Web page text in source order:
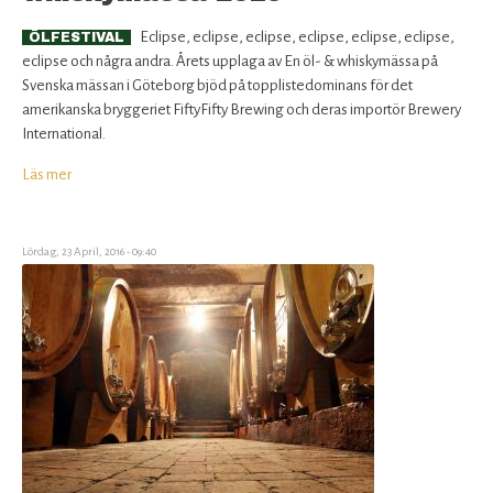
ÖLFESTIVAL
Eclipse, eclipse, eclipse, eclipse, eclipse, eclipse,
eclipse och några andra. Årets upplaga av En öl- & whiskymässa på
Svenska mässan i Göteborg bjöd på topplistedominans för det
amerikanska bryggeriet FiftyFifty Brewing och deras importör Brewery
International.
Läs merom
En
öl-
whiskymässa
2016
Lördag, 23 April, 2016 - 09:40